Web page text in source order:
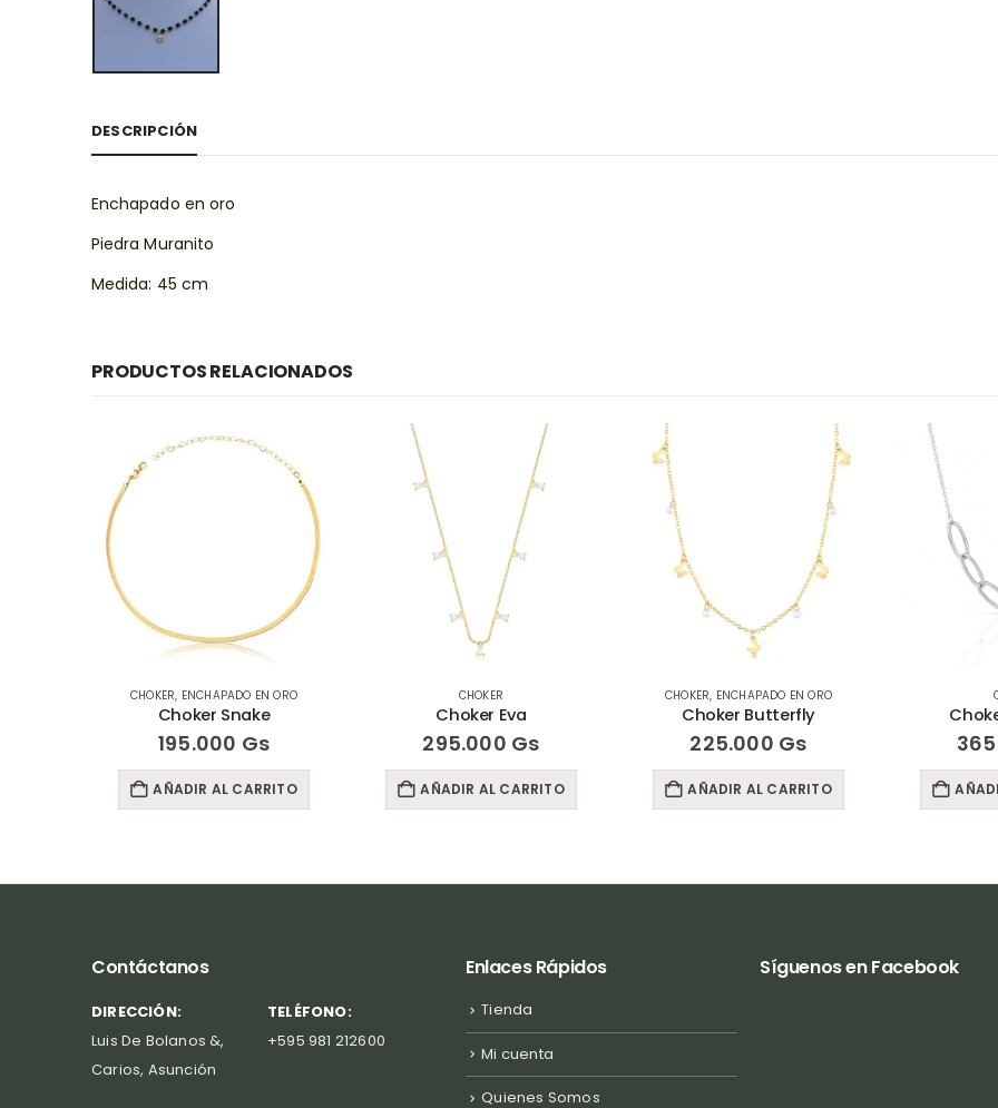
DESCRIPCIÓN
Enchapado en oro
Piedra Muranito
Medida: 45 cm
PRODUCTOS RELACIONADOS
CHOKER, ENCHAPADO EN ORO
Choker Snake
195.000 Gs
AÑADIR AL CARRITO
CHOKER
Choker Eva
295.000 Gs
AÑADIR AL CARRITO
CHOKER, ENCHAPADO EN ORO
Choker Butterfly
225.000 Gs
AÑADIR AL CARRITO
Contáctanos
DIRECCIÓN:
Luis De Bolanos &,
Carios, Asunción
TELÉFONO:
+595 981 212600
Enlaces Rápidos
Tienda
Mi cuenta
Quienes Somos
Síguenos en Facebook